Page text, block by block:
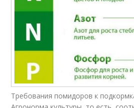
Требования помидоров к